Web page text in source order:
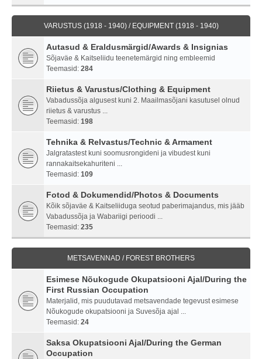
VARUSTUS (1918 - 1940) / EQUIPMENT (1918 - 1940)
Autasud & Eraldusmärgid/Awards & Insignias
Sõjaväe & Kaitseliidu teenetemärgid ning embleemid
Teemasid: 284
Riietus & Varustus/Clothing & Equipment
Vabadussõja algusest kuni 2. Maailmasõjani kasutusel olnud
riietus & varustus ...
Teemasid: 198
Tehnika & Relvastus/Technic & Armament
Jalgratastest kuni soomusrongideni ja vibudest kuni
rannakaitsekahuriteni ...
Teemasid: 109
Fotod & Dokumendid/Photos & Documents
Kõik sõjaväe & Kaitseliiduga seotud paberimajandus, mis jääb
Vabadussõja ja Wabariigi perioodi ...
Teemasid: 235
METSAVENNAD / FOREST BROTHERS
Esimese Nõukogude Okupatsiooni Ajal/During the
First Russian Occupation
Materjalid, mis puudutavad metsavendade tegevust esimese
Nõukogude okupatsiooni ja Suvesõja ajal ...
Teemasid: 24
Saksa Okupatsiooni Ajal/During the German
Occupation